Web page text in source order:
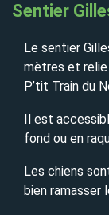
Sentier
Le sentier
mètres et relie
P’tit Train du
Il est
fond ou en
Les chiens
bien ramasser